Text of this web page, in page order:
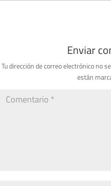
Enviar
Tu dirección de correo electrónico no
están